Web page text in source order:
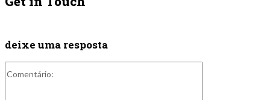
deixe uma resposta